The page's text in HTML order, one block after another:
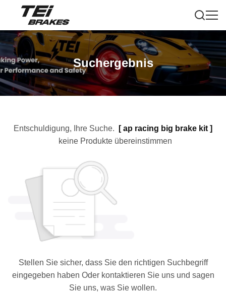
Suchergebnis
Entschuldigung, Ihre Suche. [ap racing big brake kit ]
keine Produkte übereinstimmen
Stellen Sie sicher, dass Sie den richtigen Suchbegriff
eingegeben haben Oder kontaktieren Sie uns und sagen
Sie uns, was Sie wollen.